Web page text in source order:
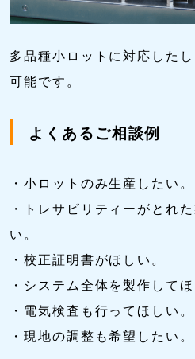
多品種小ロットに対応した
可能です。
よくあるご相談例
・小ロットのみ生産したい。
・トレサビリティーがとれ
い。
・校正証明書がほしい。
・システム全体を製作してほ
・電気検査も行ってほしい。
・現地の調整も希望したい。